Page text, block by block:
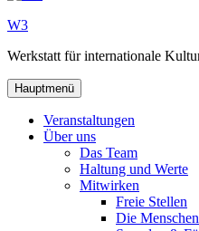
W3
Werkstatt für internationale
Hauptmenü
Veranstaltungen
Über uns
Das Team
Haltung und Werte
Mitwirken
Freie Stellen
Die